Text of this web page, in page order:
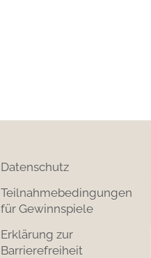
Datenschutz
Teilnahmebedingungen
für Gewinnspiele
Erklärung zur
Barrierefreiheit